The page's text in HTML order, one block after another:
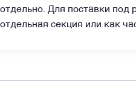
отдельно. Для поставки под
отдельная секция или как
и приводы